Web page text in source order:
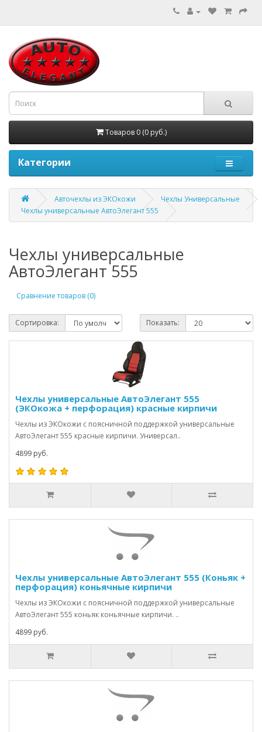
Товаров 0 (0 руб.)
Категории
Авточехлы из ЭКОкожи
Чехлы Универсальные
Чехлы универсальные АвтоЭлегант 555
Чехлы универсальные
АвтоЭлегант 555
Сравнение товаров (0)
Сортировка: Показать:
Чехлы универсальные АвтоЭлегант 555
(ЭКОкожа + перфорация) красные кирпичи
Чехлы из ЭКОкожи с поясничной поддержкой универсальные
АвтоЭлегант 555 красные кирпичи. Универсал..
4899 руб.
Чехлы универсальные АвтоЭлегант 555 (Коньяк +
перфорация) коньячные кирпичи
Чехлы из ЭКОкожи с поясничной поддержкой универсальные
АвтоЭлегант 555 коньяк коньячные кирпичи. ..
4899 руб.